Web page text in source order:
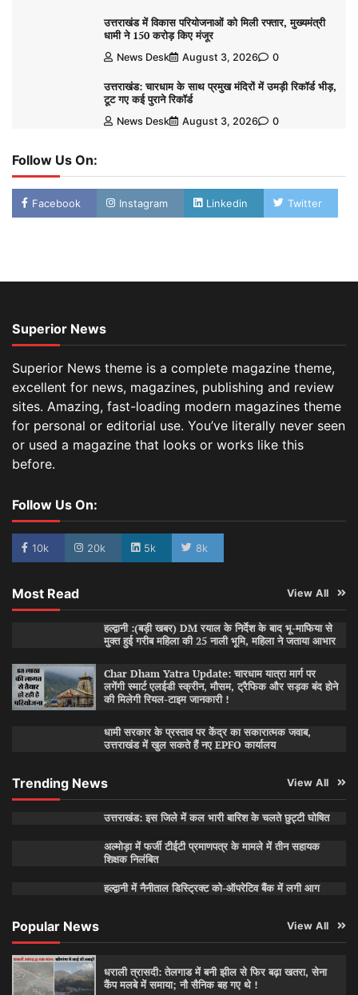
उत्तराखंड में विकास परियोजनाओं को मिली रफ्तार, मुख्यमंत्री
धामी ने 150 करोड़ किए मंजूर
News Desk August 3, 2026 0
उत्तराखंड: चारधाम के साथ प्रमुख मंदिरों में उमड़ी रिकॉर्ड भीड़,
टूट गए कई पुराने रिकॉर्ड
News Desk August 3, 2026 0
Follow Us On:
Facebook Instagram Linkedin Twitter
Superior News
Superior News theme is a complete magazine theme,
excellent for news, magazines, publishing and review
sites. Amazing, fast-loading modern magazines theme
for personal or editorial use. You’ve literally never seen
or used a magazine that looks or works like this
before.
Follow Us On:
10k 20k 5k 8k
Most Read View All
हल्द्वानी :(बड़ी खबर) DM रयाल के निर्देश के बाद भू-माफिया से
मुक्त हुई गरीब महिला की 25 नाली भूमि, महिला ने जताया आभार
Char Dham Yatra Update: चारधाम यात्रा मार्ग पर
लगेंगी स्मार्ट एलईडी स्क्रीन, मौसम, ट्रैफिक और सड़क बंद होने
की मिलेगी रियल-टाइम जानकारी !
धामी सरकार के प्रस्ताव पर केंद्र का सकारात्मक जवाब,
उत्तराखंड में खुल सकते हैं नए EPFO कार्यालय
Trending News View All
उत्तराखंड: इस जिले में कल भारी बारिश के चलते छुट्टी घोषित
अल्मोड़ा में फर्जी टीईटी प्रमाणपत्र के मामले में तीन सहायक
शिक्षक निलंबित
हल्द्वानी में नैनीताल डिस्ट्रिक्ट को-ऑपरेटिव बैंक में लगी आग
Popular News View All
धराली त्रासदी: तेलगाड में बनी झील से फिर बढ़ा खतरा, सेना
कैंप मलबे में समाया; नौ सैनिक बह गए थे !